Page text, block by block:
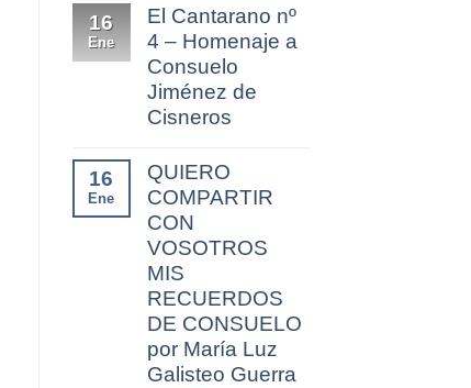
16
Ene
El Cantarano nº
4 – Homenaje a
Consuelo
Jiménez de
Cisneros
16
Ene
QUIERO
COMPARTIR
CON
VOSOTROS
MIS
RECUERDOS
DE CONSUELO
por María Luz
Galisteo Guerra